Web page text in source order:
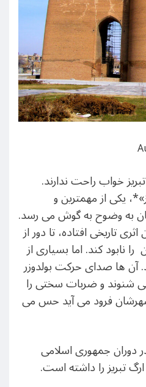
خواب راحت ندارند.
یکی از مهمترین و
به وضوح به گوش می رسد.
تاریخی افتاده، تا دور از
نابود کند. اما بسیاری از
آن ها صدای حرکت بولدوزر
شنوند و ضربات سختی را
فرود می آید حس می
دوران جمهوری اسلامی
تبریز را داشته است.